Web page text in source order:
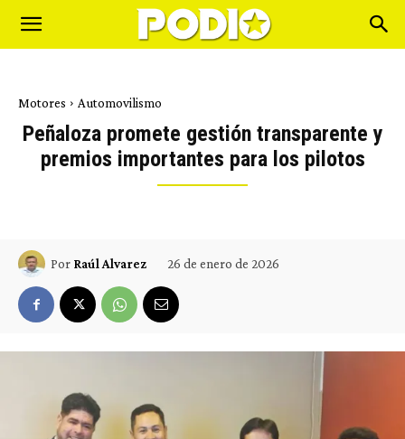
Motores Automovilismo
Peñaloza promete gestión transparente y
premios importantes para los pilotos
Por Raúl Alvarez 26 de enero de 2026